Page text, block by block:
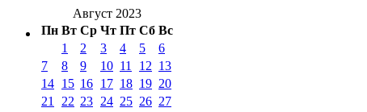
Август 2023
Пн Вт Ср Чт Пт Сб Вс
1
2 3 4 5
6
7
8 9 10 11 12 13
14 15 16 17 18 19 20
21
22 23 24 25 26 27